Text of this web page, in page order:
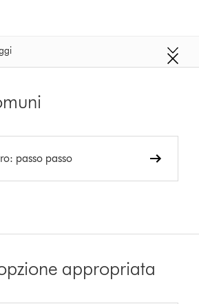
passo passo
appropriata